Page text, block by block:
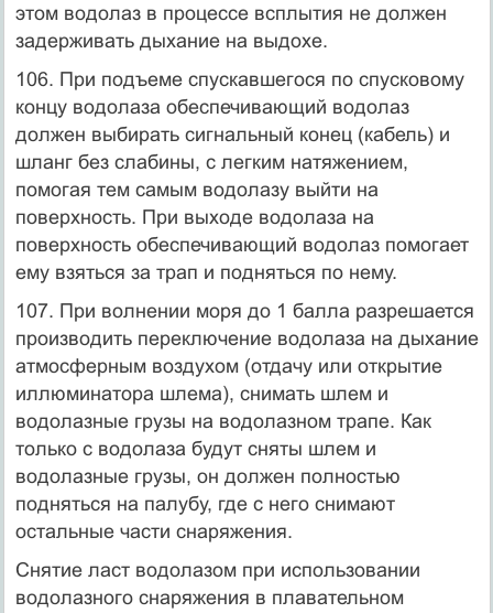
этом водолаз в процессе всплытия не должен
задерживать дыхание на выдохе.
106. При подъеме спускавшегося по спусковому
концу водолаза обеспечивающий водолаз
должен выбирать сигнальный конец (кабель) и
шланг без слабины, с легким натяжением,
помогая тем самым водолазу выйти на
поверхность. При выходе водолаза на
поверхность обеспечивающий водолаз помогает
ему взяться за трап и подняться по нему.
107. При волнении моря до 1 балла разрешается
производить переключение водолаза на дыхание
атмосферным воздухом (отдачу или открытие
иллюминатора шлема), снимать шлем и
водолазные грузы на водолазном трапе. Как
только с водолаза будут сняты шлем и
водолазные грузы, он должен полностью
подняться на палубу, где с него снимают
остальные части снаряжения.
Снятие ласт водолазом при использовании
водолазного снаряжения в плавательном